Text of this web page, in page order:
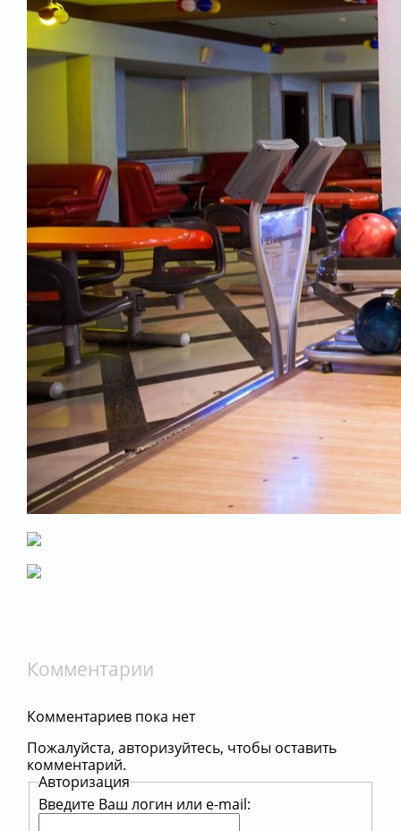
Комментарии
Комментариев пока нет
Пожалуйста, авторизуйтесь, чтобы оставить
комментарий.
Авторизация
Введите Ваш логин или e-mail: